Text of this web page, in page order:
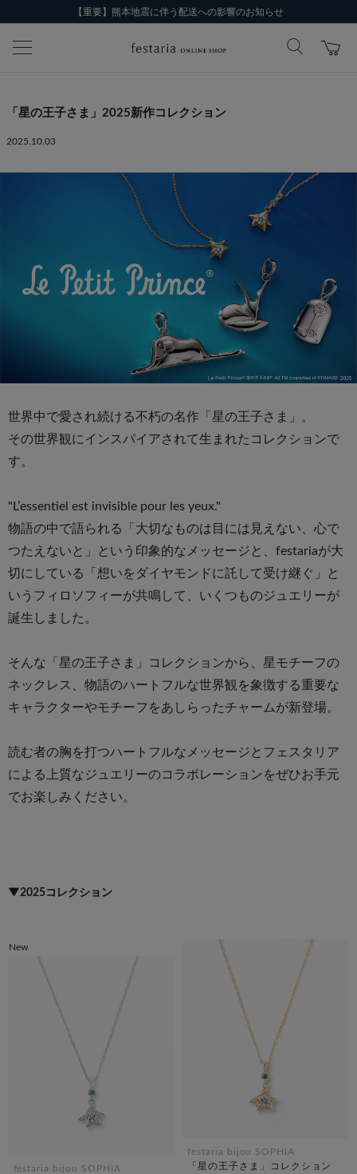
【重要】熊本地震に伴う配送への影響のお知らせ
「星の王子さま」2025新作コレクション
2025.10.03
世界中で愛され続ける不朽の名作「星の王子さま」。
その世界観にインスパイアされて生まれたコレクションで
す。
"L’essentiel est invisible pour les yeux."
物語の中で語られる「大切なものは目には見えない、心で
つたえないと」という印象的なメッセージと、festariaが大
切にしている「想いをダイヤモンドに託して受け継ぐ」と
いうフィロソフィーが共鳴して、いくつものジュエリーが
誕生しました。
そんな「星の王子さま」コレクションから、星モチーフの
ネックレス、物語のハートフルな世界観を象徴する重要な
キャラクターやモチーフをあしらったチャームが新登場。
読む者の胸を打つハートフルなメッセージとフェスタリア
による上質なジュエリーのコラボレーションをぜひお手元
でお楽しみください。
▼2025コレクション
New
festaria bijou SOPHIA
festaria bijou SOPHIA
「星の王子さま」コレクション